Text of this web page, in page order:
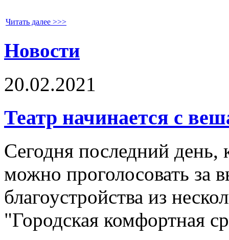
Читать далее >>>
Новости
20.02.2021
Театр начинается с
Сегодня последний день,
можно проголосовать за
благоустройства из
"Городская комфортная